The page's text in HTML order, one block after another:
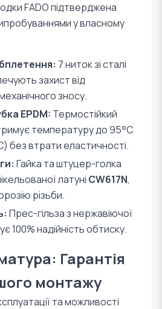
FADO підтверджена
у власному
7 ниток зі сталі
захист від
зносу.
EPDM: Термостійкий
температуру до 95°C
без втрати еластичності.
Гайка та штуцер-голка
латуні CW617N,
різьби.
Прес-гільза з нержавіючої
100% надійність обтиску.
Гарантія
монтажу
та можливості